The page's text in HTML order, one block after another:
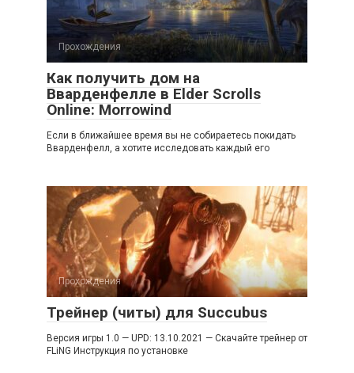
Прохождения
Как получить дом на
Вварденфелле в Elder Scrolls
Online: Morrowind
Если в ближайшее время вы не собираетесь покидать
Вварденфелл, а хотите исследовать каждый его
Прохождения
Трейнер (читы) для Succubus
Версия игры 1.0 — UPD: 13.10.2021 — Скачайте трейнер от
FLiNG Инструкция по установке